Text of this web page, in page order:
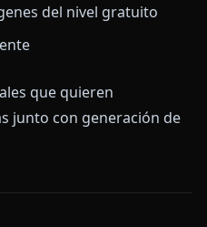
del nivel gratuito
que quieren
junto con generación de